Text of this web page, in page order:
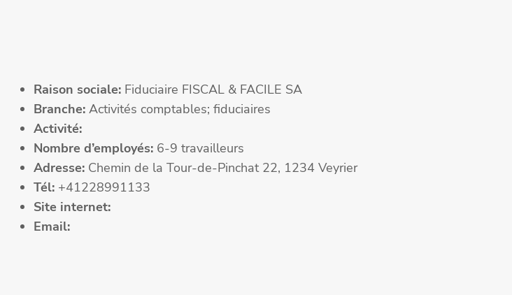
Raison sociale: Fiduciaire FISCAL & FACILE SA
Branche: Activités comptables; fiduciaires
Activité:
Nombre d’employés: 6-9 travailleurs
Adresse: Chemin de la Tour-de-Pinchat 22, 1234 Veyrier
Tél: +41228991133
Site internet:
Email: